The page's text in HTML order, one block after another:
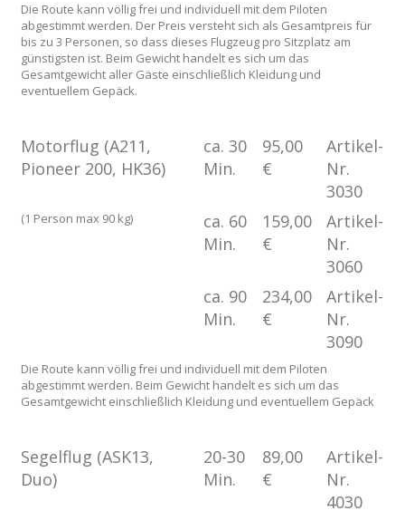
Die Route kann völlig frei und individuell mit dem Piloten
abgestimmt werden. Der Preis versteht sich als Gesamtpreis für
bis zu 3 Personen, so dass dieses Flugzeug pro Sitzplatz am
günstigsten ist. Beim Gewicht handelt es sich um das
Gesamtgewicht aller Gäste einschließlich Kleidung und
eventuellem Gepäck.
Motorflug (A211,
Pioneer 200, HK36)
ca. 30
Min.
95,00
€
Artikel-
Nr.
3030
(1 Person max 90 kg)
ca. 60
Min.
159,00
€
Artikel-
Nr.
3060
ca. 90
Min.
234,00
€
Artikel-
Nr.
3090
Die Route kann völlig frei und individuell mit dem Piloten
abgestimmt werden. Beim Gewicht handelt es sich um das
Gesamtgewicht einschließlich Kleidung und eventuellem Gepäck
Segelflug (ASK13,
Duo)
20-30
Min.
89,00
€
Artikel-
Nr.
4030